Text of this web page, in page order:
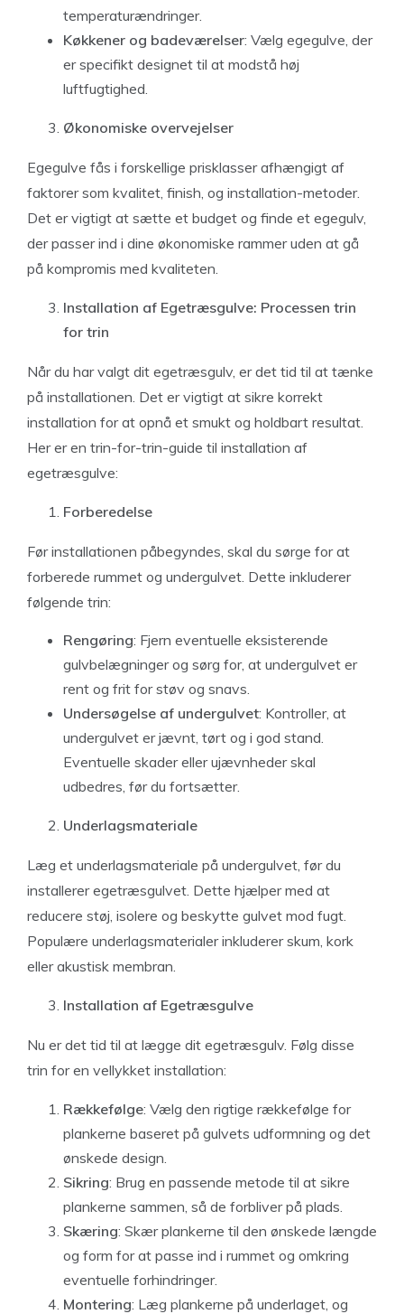
temperaturændringer.
Køkkener og badeværelser: Vælg egegulve, der
er specifikt designet til at modstå høj
luftfugtighed.
Økonomiske overvejelser
Egegulve fås i forskellige prisklasser afhængigt af
faktorer som kvalitet, finish, og installation-metoder.
Det er vigtigt at sætte et budget og finde et egegulv,
der passer ind i dine økonomiske rammer uden at gå
på kompromis med kvaliteten.
Installation af Egetræsgulve: Processen trin
for trin
Når du har valgt dit egetræsgulv, er det tid til at tænke
på installationen. Det er vigtigt at sikre korrekt
installation for at opnå et smukt og holdbart resultat.
Her er en trin-for-trin-guide til installation af
egetræsgulve:
Forberedelse
Før installationen påbegyndes, skal du sørge for at
forberede rummet og undergulvet. Dette inkluderer
følgende trin:
Rengøring: Fjern eventuelle eksisterende
gulvbelægninger og sørg for, at undergulvet er
rent og frit for støv og snavs.
Undersøgelse af undergulvet: Kontroller, at
undergulvet er jævnt, tørt og i god stand.
Eventuelle skader eller ujævnheder skal
udbedres, før du fortsætter.
Underlagsmateriale
Læg et underlagsmateriale på undergulvet, før du
installerer egetræsgulvet. Dette hjælper med at
reducere støj, isolere og beskytte gulvet mod fugt.
Populære underlagsmaterialer inkluderer skum, kork
eller akustisk membran.
Installation af Egetræsgulve
Nu er det tid til at lægge dit egetræsgulv. Følg disse
trin for en vellykket installation:
Rækkefølge: Vælg den rigtige rækkefølge for
plankerne baseret på gulvets udformning og det
ønskede design.
Sikring: Brug en passende metode til at sikre
plankerne sammen, så de forbliver på plads.
Skæring: Skær plankerne til den ønskede længde
og form for at passe ind i rummet og omkring
eventuelle forhindringer.
Montering: Læg plankerne på underlaget, og